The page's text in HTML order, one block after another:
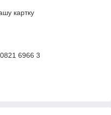
картку
6966 3